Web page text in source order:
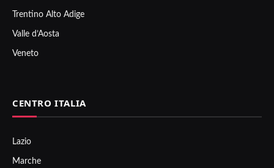
Trentino Alto Adige
Valle d’Aosta
Veneto
CENTRO ITALIA
Lazio
Marche